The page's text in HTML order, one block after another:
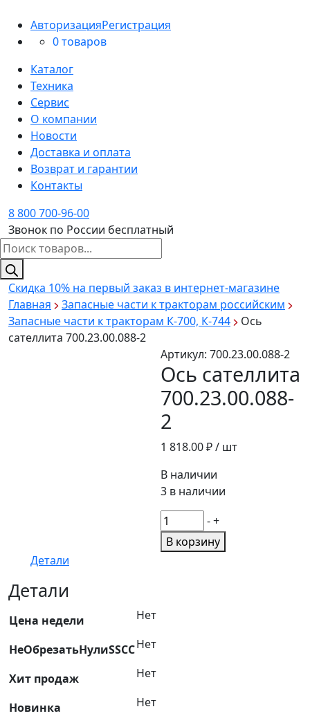
АвторизацияРегистрация
0 товаров
Каталог
Техника
Сервис
О компании
Новости
Доставка и оплата
Возврат и гарантии
Контакты
8 800 700-96-00
Звонок по России бесплатный
Поиск
товаров
Скидка 10% на первый заказ в интернет-магазине
Главная
Запасные части к тракторам российским
Запасные части к тракторам К-700, К-744
Ось
сателлита 700.23.00.088-2
Артикул:700.23.00.088-2
Ось сателлита
700.23.00.088-
2
1 818.00₽ / шт
В наличии
3 в наличии
Количество
товара
Ось
- +
В корзину
Детали
Детали
Цена недели Нет
НеОбрезатьНулиSSCCНет
Хит продаж Нет
Новинка Нет